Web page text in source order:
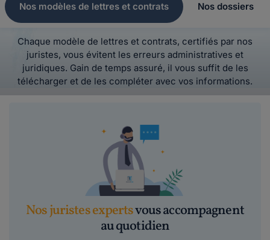
Nos modèles de lettres et contrats Nos dossiers
Chaque modèle de lettres et contrats, certifiés par nos
juristes, vous évitent les erreurs administratives et
juridiques. Gain de temps assuré, il vous suffit de les
télécharger et de les compléter avec vos informations.
Nos juristes expertsvous accompagnent
au quotidien